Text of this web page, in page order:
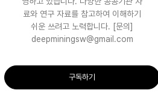
료와 연구 자료를 참고하여 이해하기
쉬운 쓰려고 노력합니다. [문의]
deepminingsw@gmail.com
구독하기